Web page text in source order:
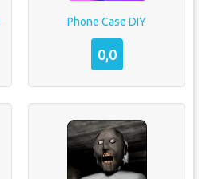
Phone Case DIY
0,0